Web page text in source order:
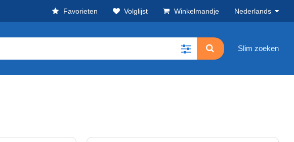
Favorieten Volglijst Winkelmandje Nederlands
Slim zoeken